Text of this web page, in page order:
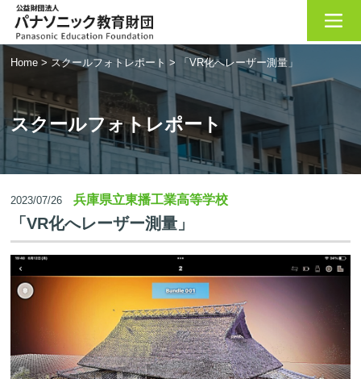
Home > スクールフォトレポート > 「VR化へレーザー測量」
スクールフォトレポート
2023/07/26 兵庫県立東播工業高等学校
「VR化へレーザー測量」